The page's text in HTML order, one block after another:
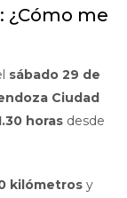
¿Cómo me
sábado 29 de
Ciudad
horas desde
kilómetros y